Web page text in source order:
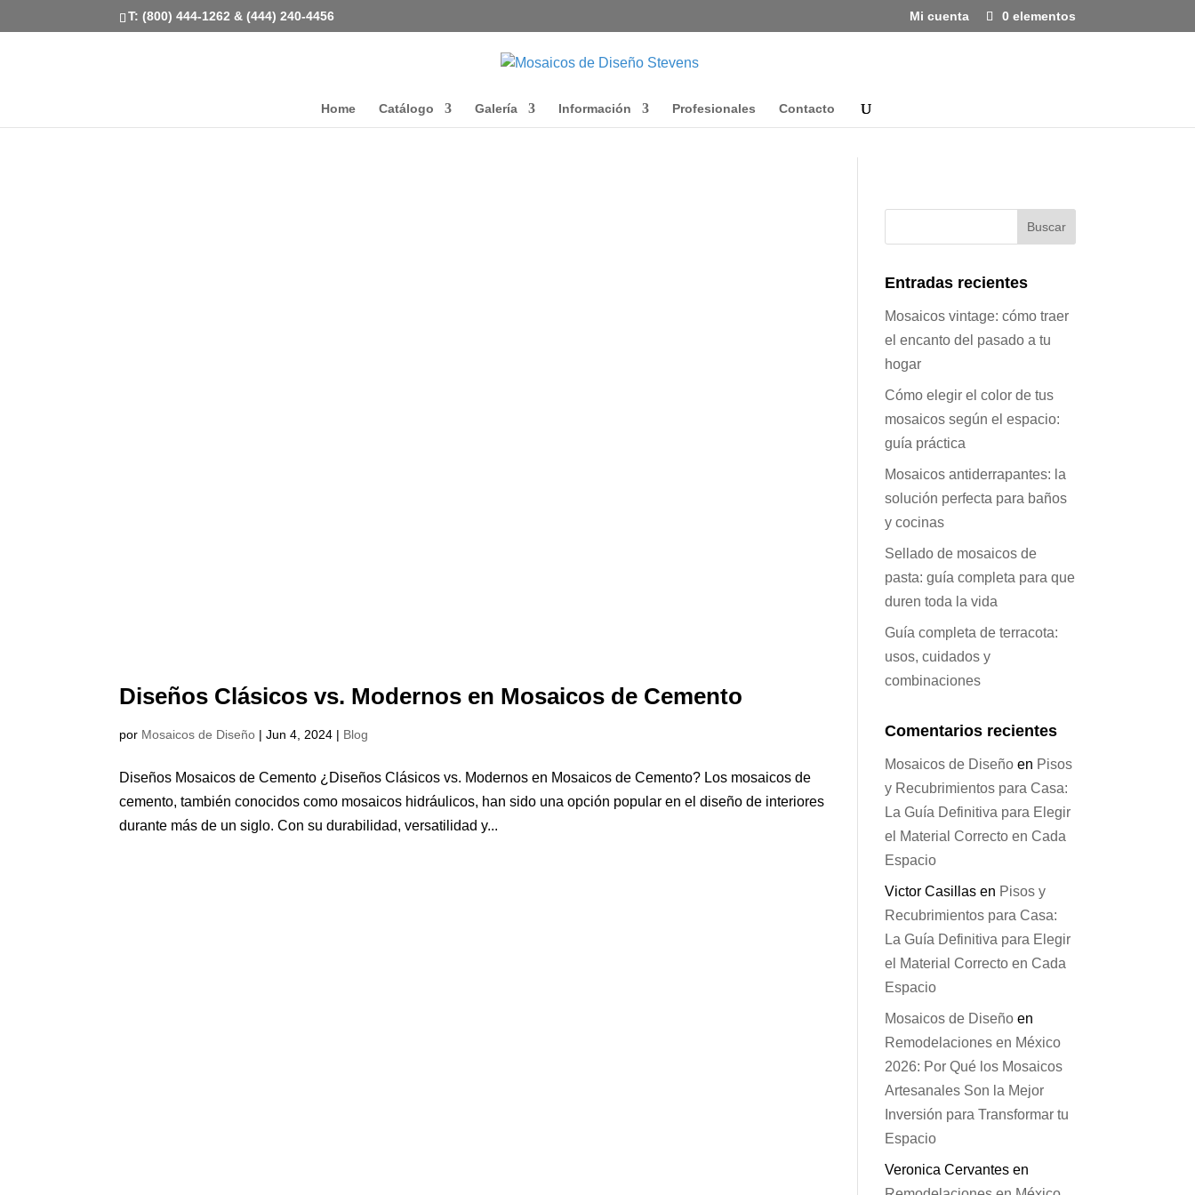
T: (800) 444-1262 & (444) 240-4456 Mi cuenta 0 elementos
Home Catálogo Galería Información Profesionales Contacto
Diseños Clásicos vs. Modernos en Mosaicos de Cemento
por Mosaicos de Diseño |Jun 4, 2024 | Blog
Diseños Mosaicos de Cemento ¿Diseños Clásicos vs. Modernos en Mosaicos de Cemento? Los mosaicos de
cemento, también conocidos como mosaicos hidráulicos, han sido una opción popular en el diseño de interiores
durante más de un siglo. Con su durabilidad, versatilidad y...
Entradas recientes
Mosaicos vintage: cómo traer
el encanto del pasado a tu
hogar
Cómo elegir el color de tus
mosaicos según el espacio:
guía práctica
Mosaicos antiderrapantes: la
solución perfecta para baños
y cocinas
Sellado de mosaicos de
pasta: guía completa para que
duren toda la vida
Guía completa de terracota:
usos, cuidados y
combinaciones
Comentarios recientes
Mosaicos de Diseñoen Pisos
y Recubrimientos para Casa:
La Guía Definitiva para Elegir
el Material Correcto en Cada
Espacio
Victor Casillasen Pisos y
Recubrimientos para Casa:
La Guía Definitiva para Elegir
el Material Correcto en Cada
Espacio
Mosaicos de Diseñoen
Remodelaciones en México
2026: Por Qué los Mosaicos
Artesanales Son la Mejor
Inversión para Transformar tu
Espacio
Veronica Cervantesen